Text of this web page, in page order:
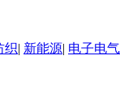
织| 新能源| 电子电气